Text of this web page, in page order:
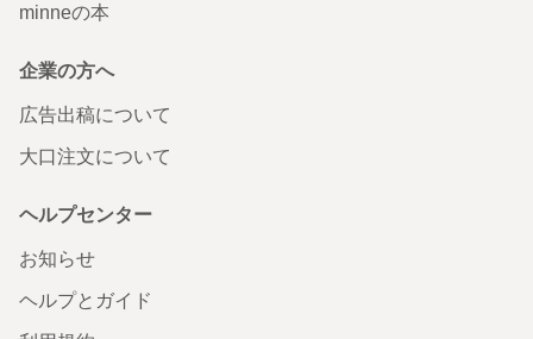
minneの本
企業の方へ
広告出稿について
大口注文について
ヘルプセンター
お知らせ
ヘルプとガイド